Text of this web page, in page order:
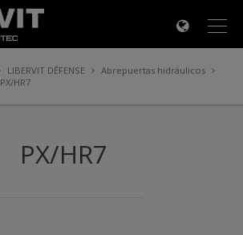
LIBERVIT DÉFENSE
Abrepuertas hidráulicos
PX/HR7
PX/HR7
×